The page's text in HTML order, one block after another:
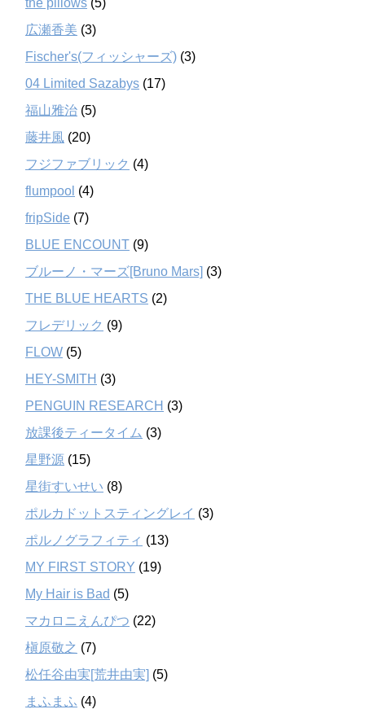
広瀬香美 (3)
Fischer's(フィッシャーズ) (3)
04 Limited Sazabys (17)
福山雅治 (5)
藤井風 (20)
フジファブリック (4)
flumpool (4)
fripSide (7)
BLUE ENCOUNT (9)
ブルーノ・マーズ[Bruno Mars] (3)
THE BLUE HEARTS (2)
フレデリック (9)
FLOW (5)
HEY-SMITH (3)
PENGUIN RESEARCH (3)
放課後ティータイム (3)
星野源 (15)
星街すいせい (8)
ポルカドットスティングレイ (3)
ポルノグラフィティ (13)
MY FIRST STORY (19)
My Hair is Bad (5)
マカロニえんぴつ (22)
槇原敬之 (7)
松任谷由実[荒井由実] (5)
まふまふ (4)